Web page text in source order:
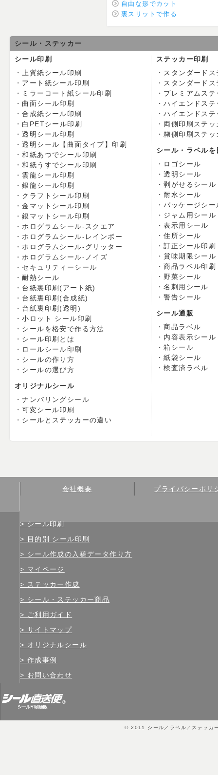
自由な形でカット
裏スリットで作る
シール・ステッカー
シール印刷
上質紙シール印刷
アート紙シール印刷
ミラーコート紙シール印刷
曲面シール印刷
合成紙シール印刷
白PETシール印刷
透明シール印刷
透明シール【曲面タイプ】印刷
和紙あつでシール印刷
和紙うすでシール印刷
雲龍シール印刷
銀龍シール印刷
クラフトシール印刷
金マットシール印刷
銀マットシール印刷
ホログラムシール-スクエア
ホログラムシール-レインボー
ホログラムシール-グリッター
ホログラムシール-ノイズ
セキュリティーシール
耐熱シール
台紙裏印刷(アート紙)
台紙裏印刷(合成紙)
台紙裏印刷(透明)
小ロット シール印刷
シールを格安で作る方法
シール印刷とは
ロールシール印刷
シールの作り方
シールの選び方
オリジナルシール
ナンバリングシール
可変シール印刷
シールとステッカーの違い
ステッカー印刷
スタンダード
スタンダード
プレミアムステ
ハイエンドステ
ハイエンドス
両側印刷ステッ
糊側印刷ステッ
シール・ラベル
ロゴシール
透明シール
剥がせるシール
耐水シール
パッケージシー
ジャム用シール
表示用シール
住所シール
訂正シール印刷
賞味期限シール
商品ラベル印刷
野菜シール
名刺用シール
警告シール
シール通販
商品ラベル
内容表示シール
箱シール
紙袋シール
検査済ラベル
会社概要 プライバシーポリ
シール印刷
目的別 シール印刷
シール作成の入稿データ作り方
マイページ
ステッカー作成
シール・ステッカー商品
ご利用ガイド
サイトマップ
オリジナルシール
作成事例
お問い合わせ
© 2011 シール／ラベル／ステッカ